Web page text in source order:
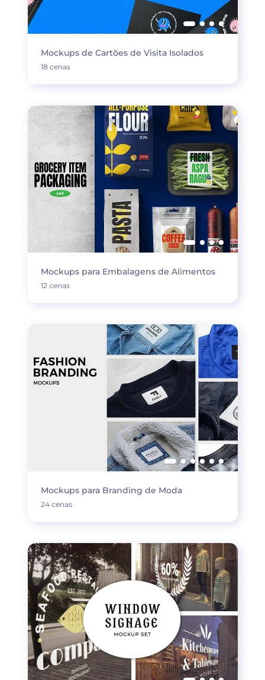
Mockups de Cartões de Visita Isolados
18 cenas
Mockups para Embalagens de Alimentos
12 cenas
Mockups para Branding de Moda
24 cenas